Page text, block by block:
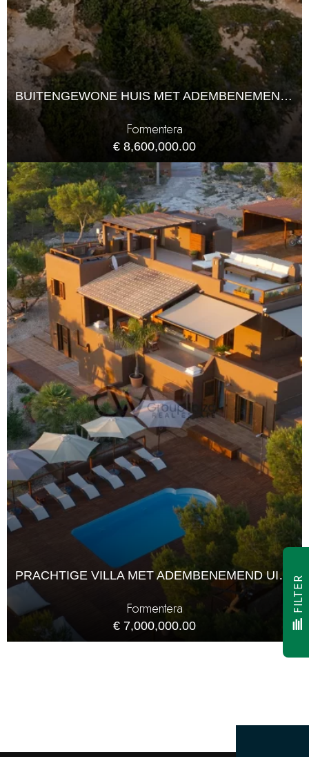
BUITENGEWONE HUIS MET ADEMBENEMEND PANORAMISCH UITZICHT IN FORMENTERA
Formentera
€ 8,600,000.00
PRACHTIGE VILLA MET ADEMBENEMEND UITZICHT OP ZEE IN FORMENTERA
Formentera
€ 7,000,000.00
FILTER